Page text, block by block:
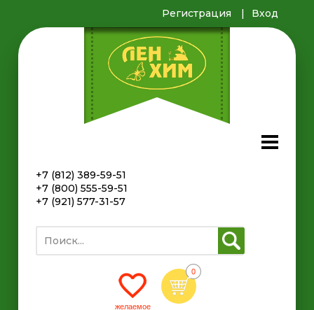
Регистрация Вход
+7 (812) 389-59-51
+7 (800) 555-59-51
+7 (921) 577-31-57